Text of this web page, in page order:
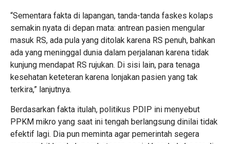
“Sementara fakta di lapangan, tanda-tanda faskes kolaps
semakin nyata di depan mata: antrean pasien mengular
masuk RS, ada pula yang ditolak karena RS penuh, bahkan
ada yang meninggal dunia dalam perjalanan karena tidak
kunjung mendapat RS rujukan. Di sisi lain, para tenaga
kesehatan keteteran karena lonjakan pasien yang tak
terkira,” lanjutnya.
Berdasarkan fakta itulah, politikus PDIP ini menyebut
PPKM mikro yang saat ini tengah berlangsung dinilai tidak
efektif lagi. Dia pun meminta agar pemerintah segera